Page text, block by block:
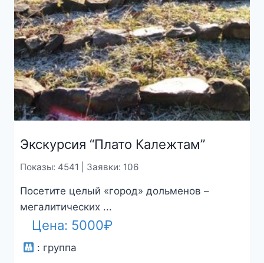
Экскурсия “Плато Калежтам”
Показы: 4541 | Заявки: 106
Посетите целый «город» дольменов –
мегалитических ...
Цена: 5000₽
: группа